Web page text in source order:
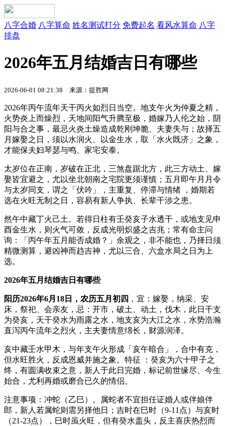
八字合婚 八字算命 姓名测试打分 免费起名 看风水算命 八字
排盘
2026年五月结婚吉日有哪些
2026-06-01 08:21:38 来源：提胜网
2026年丙午流年天干丙火如烈日当空。地支午火为仲夏之精，
火势炎上而燥烈，天地间阳气升腾至极，婚嫁乃人伦之始，阴
阳与合之事，最忌火炎土燥造成乾刚坤脆、夫妻失与；故择五
月嫁娶之日，须以水润火、以金生水，取「水火既济」之象，
才能保夫妇琴瑟与鸣、家宅安泰。
太岁位在正南，岁破在正北，三煞盘踞北方，此三方动土、嫁
娶皆宜避之，尤以坐北朝南之宅院更须谨慎；五月即午月月令
与太岁同支，谓之「伏吟」，主重复、停滞与情绪 ，婚期若
选在火旺无制之日，容易有新人争执、长辈干涉之患。
然午中藏丁火己土。若得日柱有壬癸亥子水透干，或地支见申
酉金生水，则火气可敛，反成光明炽盛之吉兆；常有命主问
询：「丙午年五月能否成婚？」余观之，非不能也，乃择日须
精微测算，避凶神而趋吉神，尤以三合、六盒水局之日为上
选。
2026年五月结婚吉日有哪些
阳历2026年6月18日，农历五月初四 ，宜：嫁娶，纳采、安
床，祭祀、会亲友，忌：开市，破土、动土，伐木，此日干支
为癸亥，天干癸水为雨露之水，地支亥为大江之水，水势浩瀚
直泻丙午流年之烈火，主夫妻情意绵长，财源润泽。
亥中藏壬水甲木，与年支午火形成「亥午暗合」，合中有克，
但水旺胜火，反成恩威并施之象。特征 ：癸亥为六十甲子之
终，有圆满收束之意，新人于此日完婚，标记前世缘尽、今生
始合，尤利再婚或磨合已久的情侣。
注意事项：冲蛇（乙巳）。属蛇者不宜担任证婚人或伴娘伴
郎，新人若属蛇则需另择他日；吉时在巳时（9-11点）与亥时
（21-23点），巳时虽火旺，但有癸水盖头，反主喜庆热烈而